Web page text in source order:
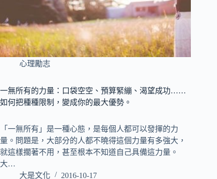
心理勵志
一無所有的力量：口袋空空、預算緊繃、渴望成功……
如何把種種限制，變成你的最大優勢。
「一無所有」是一種心態，是每個人都可以發揮的力
量。問題是，大部分的人都不曉得這個力量有多強大，
就這樣擱著不用，甚至根本不知道自己具備這力量。
大…
大是文化
2016-10-17